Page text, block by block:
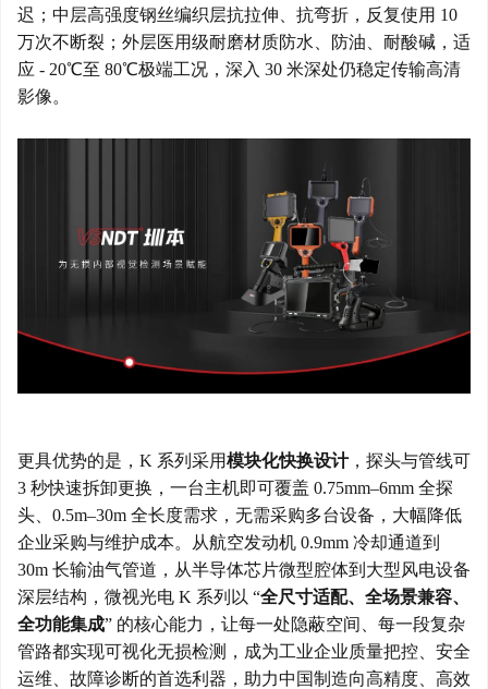
迟；中层高强度钢丝编织层抗拉伸、抗弯折，反复使用 10
万次不断裂；外层医用级耐磨材质防水、防油、耐酸碱，适
应 - 20℃至 80℃极端工况，深入 30 米深处仍稳定传输高清
影像。
更具优势的是， K 系列采用模块化快换设计，探头与管线可
3 秒快速拆卸更换，一台主机即可覆盖 0.75mm–6mm 全探
头、0.5m–30m 全长度需求，无需采购多台设备，大幅降低
企业采购与维护成本。从航空发动机 0.9mm 冷却通道到
30m 长输油气管道，从半导体芯片微型腔体到大型风电设备
深层结构，微视光电 K 系列以 “全尺寸适配、全场景兼容、
全功能集成” 的核心能力，让每一处隐蔽空间、每一段复杂
管路都实现可视化无损检测，成为工业企业质量把控、安全
运维、故障诊断的首选利器，助力中国制造向高精度、高效